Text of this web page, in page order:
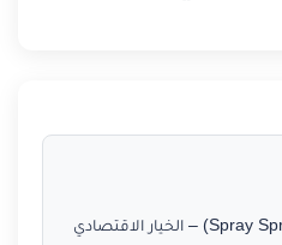
• الرشاشات الثابتة (Spray Sprinklers) – الخيار الاقتصادي